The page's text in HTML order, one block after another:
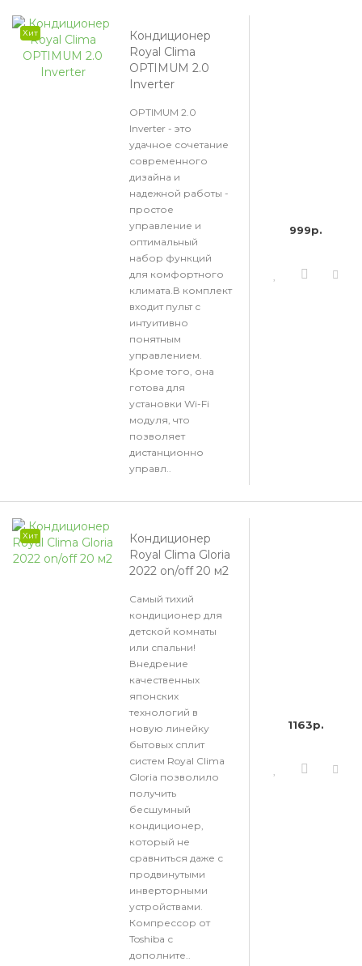
Хит
Кондиционер
Royal Clima
OPTIMUM 2.0
Inverter
OPTIMUM 2.0
Inverter - это
удачное сочетание
современного
дизайна и
надежной работы -
простое
управление и
оптимальный
набор функций
для комфортного
климата.В комплект
входит пульт с
интуитивно
понятным
управлением.
Кроме того, она
готова для
установки Wi-Fi
модуля, что
позволяет
дистанционно
управл..
999р.
Хит
Кондиционер
Royal Clima Gloria
2022 on/off 20 м2
Самый тихий
кондиционер для
детской комнаты
или спальни!
Внедрение
качественных
японских
технологий в
новую линейку
бытовых сплит
систем Royal Clima
Gloria позволило
получить
бесшумный
кондиционер,
который не
сравниться даже с
продвинутыми
инверторными
устройствами.
Компрессор от
Toshiba с
дополните..
1163р.